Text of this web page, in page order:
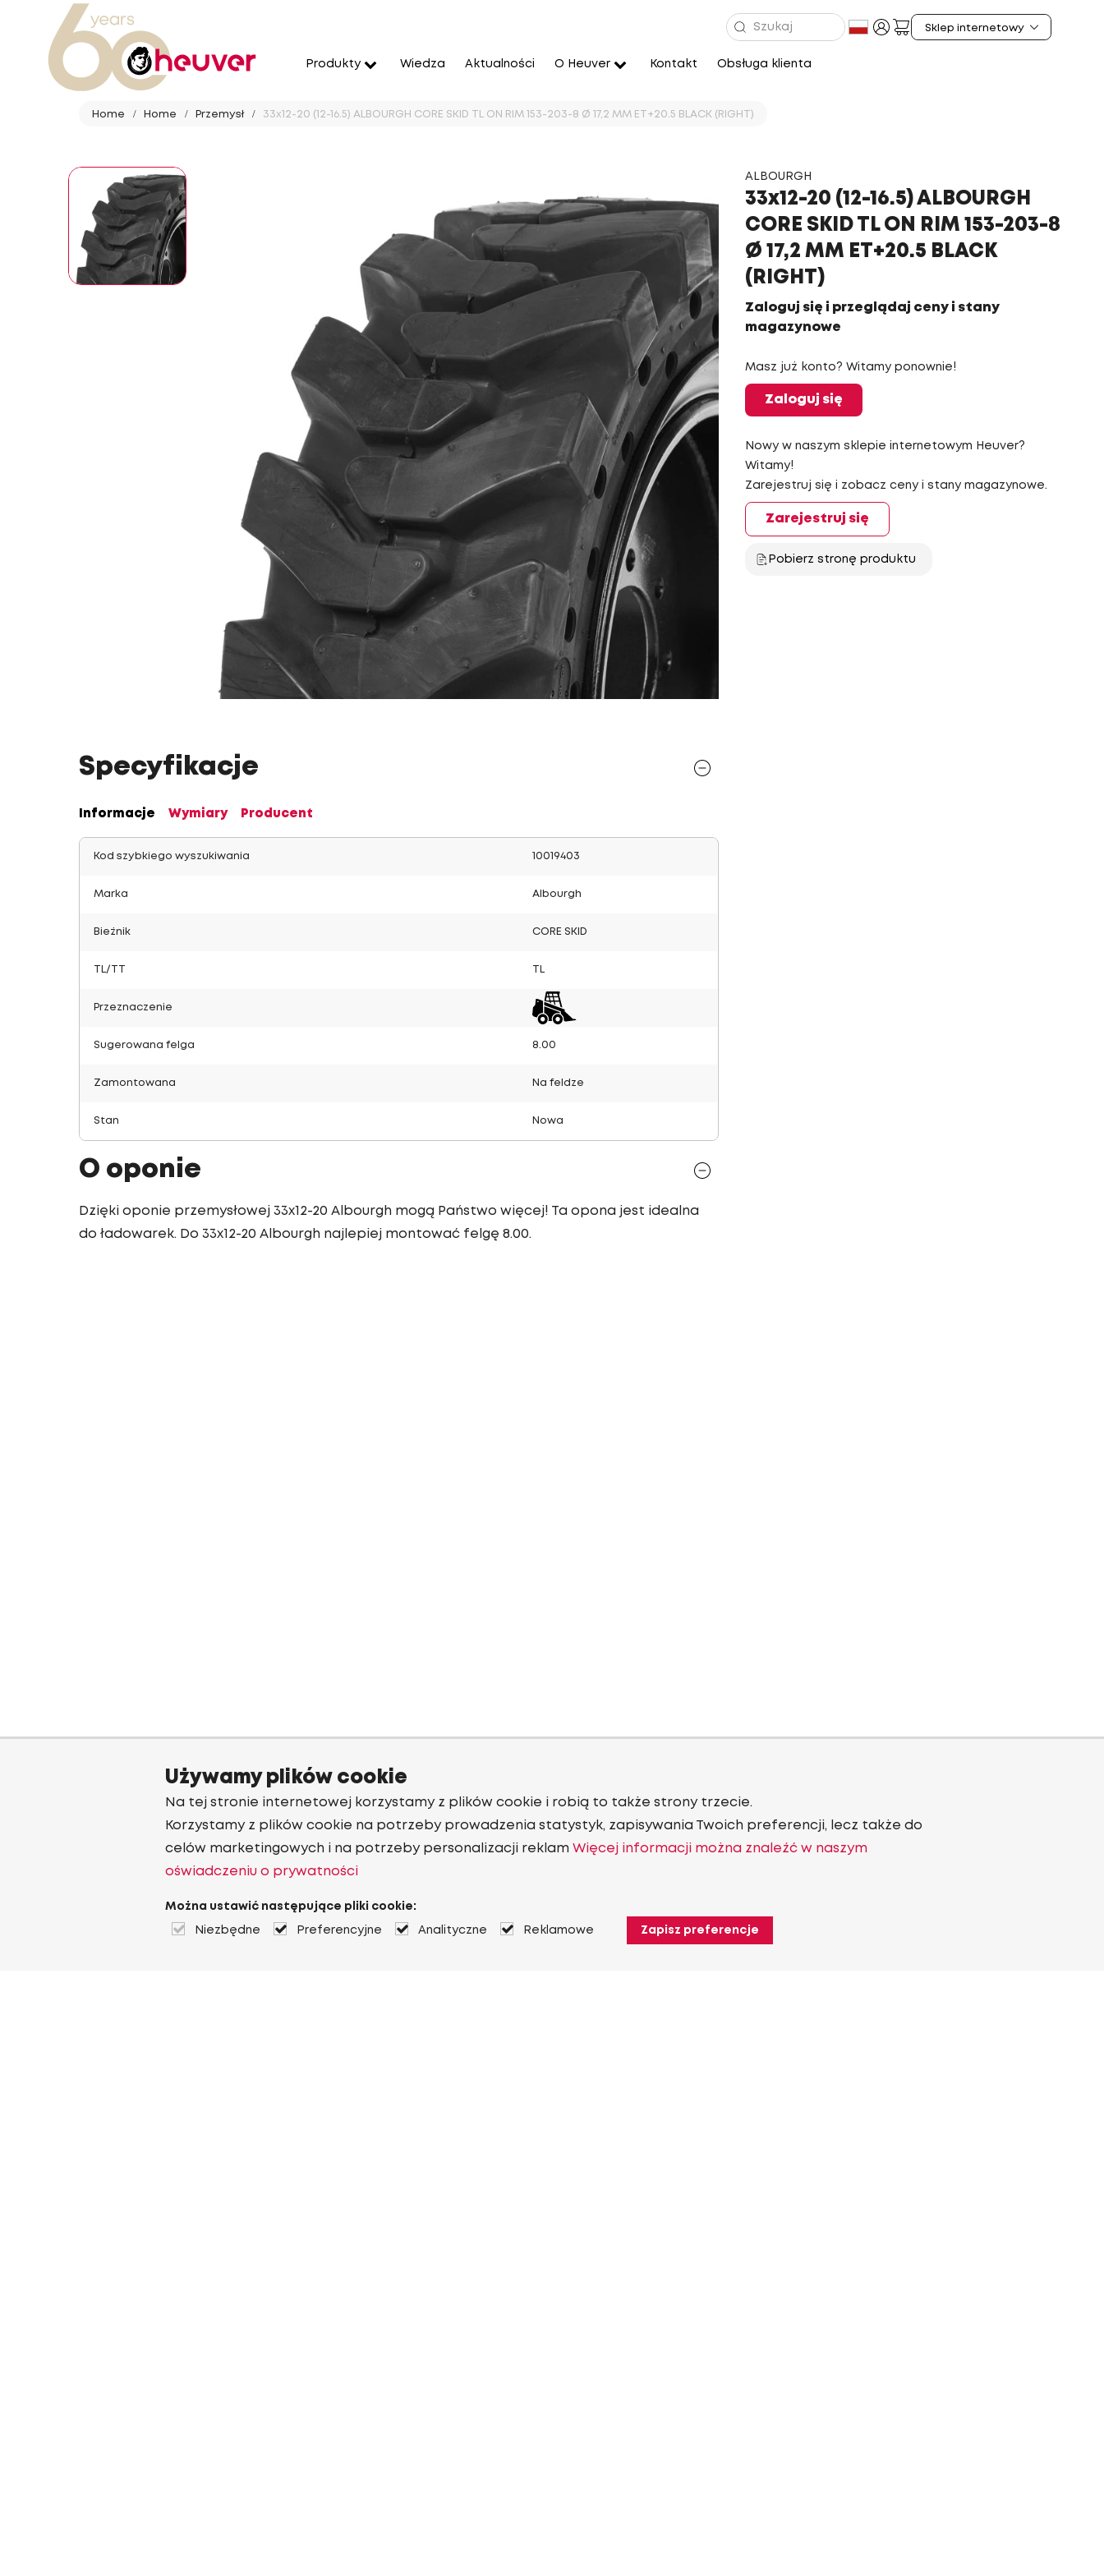
Produkty Wiedza Aktualności O Heuver Kontakt Obsługa klienta
Home Home Przemysł 33x12-20 (12-16.5) ALBOURGH CORE SKID TL ON RIM 153-203-8 Ø 17,2 MM ET+20.5 BLACK (RIGHT)
ALBOURGH
33x12-20 (12-16.5) ALBOURGH
CORE SKID TL ON RIM 153-203-8
Ø 17,2 MM ET+20.5 BLACK
(RIGHT)
Zaloguj się i przeglądaj ceny i stany
magazynowe
Masz już konto? Witamy ponownie!
Zaloguj się
Nowy w naszym sklepie internetowym Heuver?
Witamy!
Zarejestruj się i zobacz ceny i stany magazynowe.
Zarejestruj się
Pobierz stronę produktu
Specyfikacje
Informacje Wymiary Producent
Kod szybkiego wyszukiwania 10019403
Marka Albourgh
Bieżnik CORE SKID
TL/TT
Przeznaczenie
Sugerowana felga 8.00
Zamontowana Na feldze
Stan Nowa
O oponie
Dzięki oponie przemysłowej 33x12-20 Albourgh mogą Państwo więcej! Ta opona jest idealna
do ładowarek. Do 33x12-20 Albourgh najlepiej montować felgę 8.00.
Używamy plików cookie
Na tej stronie internetowej korzystamy z plików cookie i robią to także strony trzecie.
Korzystamy z plików cookie na potrzeby prowadzenia statystyk, zapisywania Twoich preferencji, lecz także do
celów marketingowych i na potrzeby personalizacji reklam Więcej informacji można znaleźć w naszym
oświadczeniu o prywatności
Można ustawić następujące pliki cookie:
Niezbędne Preferencyjne Analityczne Reklamowe Zapisz preferencje